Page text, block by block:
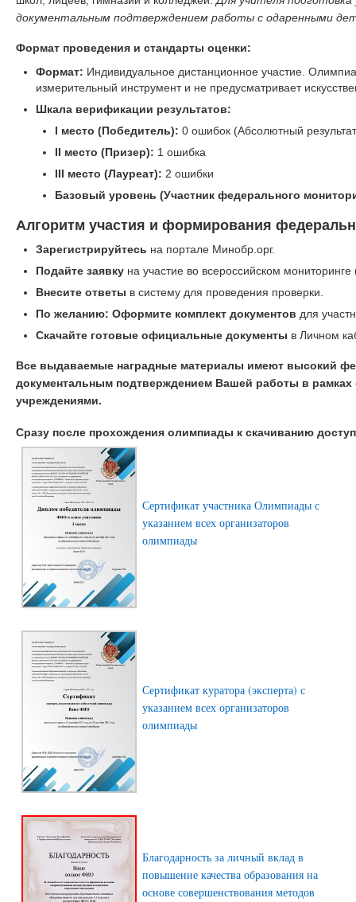
документальным подтверждением работы с одаренными
Формат проведения и стандарты оценки:
Формат: Индивидуальное дистанционное участие.
измерительный инструмент и не предусматривает
Шкала верификации результатов:
I место (Победитель): 0 ошибок (Абсолютный
II место (Призер): 1 ошибка
III место (Лауреат): 2 ошибки
Базовый уровень (Участник федерального
Алгоритм участия и формирования
Зарегистрируйтесь на портале Минобр.орг.
Подайте заявкуна участие во всероссийском
Внесите ответы в систему для проведения проверки.
По желанию: Оформите комплект документов для
Скачайте готовые официальные документы в Личном
Все выдаваемые наградные материалы имеют высокий
документальным подтверждением Вашей работы в рамках
учреждениями.
Сразу после прохождения олимпиады к скачиванию
Сертификат участника Олимпиады с
указанием всех организаторов
олимпиады
Сертификат куратора (эксперта) с
указанием всех организаторов
олимпиады
Благодарность за личный вклад в
повышение качества образования на
основе совершенствования методов